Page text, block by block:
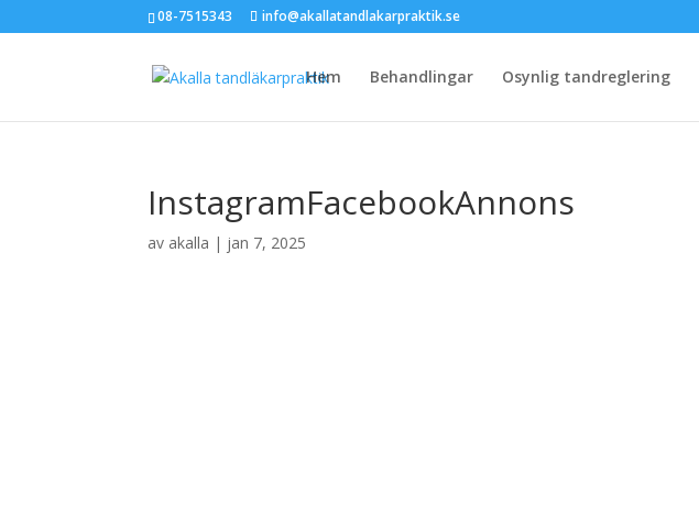
08-7515343 info@akallatandlakarpraktik.se
Hem Behandlingar Osynlig tandreglering
InstagramFacebookAnnons
av akalla | jan 7, 2025